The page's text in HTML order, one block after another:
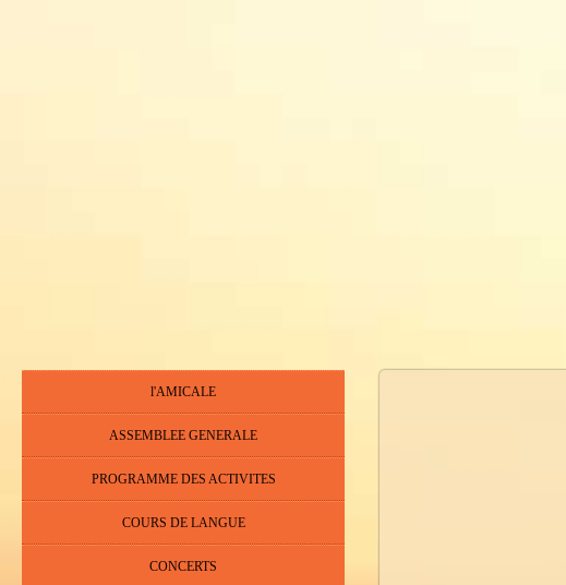
l'AMICALE
ASSEMBLEE GENERALE
PROGRAMME DES ACTIVITES
COURS DE LANGUE
CONCERTS